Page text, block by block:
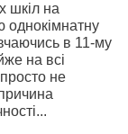
шкіл на
однокімнатну
в 11-му
на всі
не